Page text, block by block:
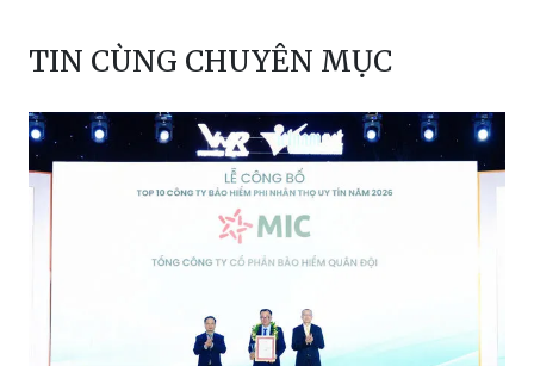
TIN CÙNG CHUYÊN MỤC